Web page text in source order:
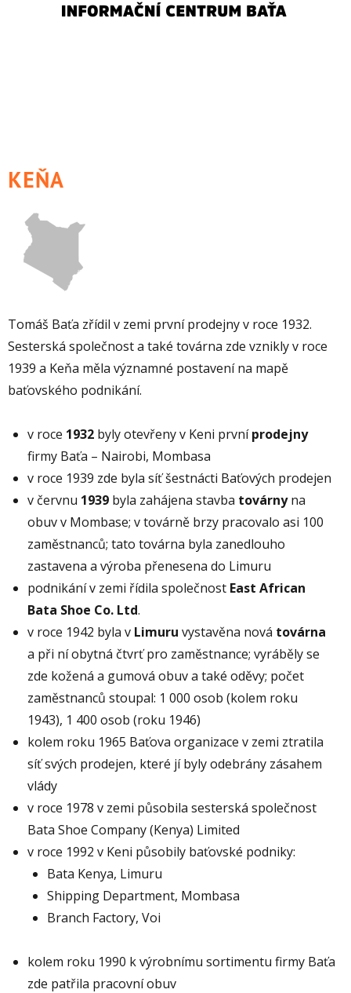
KEŇA
Tomáš Baťa zřídil v zemi první prodejny v roce 1932.
Sesterská společnost a také továrna zde vznikly v roce
1939 a Keňa měla významné postavení na mapě
baťovského podnikání.
v roce 1932 byly otevřeny v Keni prvníprodejny
firmy Baťa – Nairobi, Mombasa
v roce 1939 zde byla síť šestnácti Baťových prodejen
v červnu 1939 byla zahájena stavba továrnyna
obuv v Mombase; v továrně brzy pracovalo asi 100
zaměstnanců; tato továrna byla zanedlouho
zastavena a výroba přenesena do Limuru
podnikání v zemi řídila společnost East African
Bata Shoe Co. Ltd.
v roce 1942 byla v Limuru vystavěna nová továrna
a při ní obytná čtvrť pro zaměstnance; vyráběly se
zde kožená a gumová obuv a také oděvy; počet
zaměstnanců stoupal: 1 000 osob (kolem roku
1943), 1 400 osob (roku 1946)
kolem roku 1965 Baťova organizace v zemi ztratila
síť svých prodejen, které jí byly odebrány zásahem
vlády
v roce 1978 v zemi působila sesterská společnost
Bata Shoe Company (Kenya) Limited
v roce 1992 v Keni působily baťovské podniky:
Bata Kenya, Limuru
Shipping Department, Mombasa
Branch Factory, Voi
kolem roku 1990 k výrobnímu sortimentu firmy Baťa
zde patřila pracovní obuv